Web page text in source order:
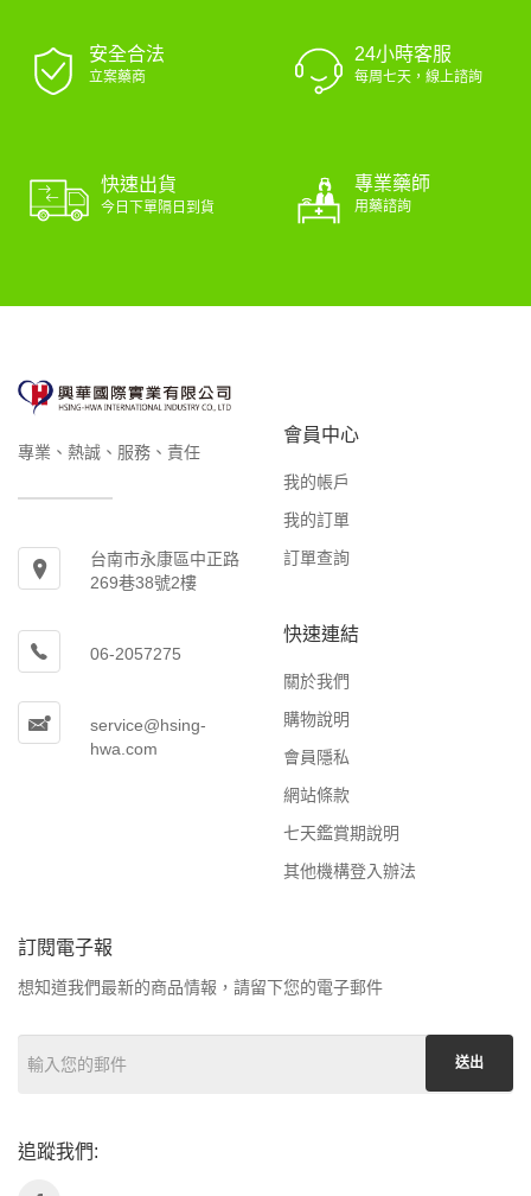
安全合法
立案藥商
24小時客服
每周七天，線上諮詢
快速出貨
今日下單隔日到貨
專業藥師
用藥諮詢
專業、熱誠、服務、責任
台南市永康區中正路
269巷38號2樓
06-2057275
service@hsing-
hwa.com
會員中心
我的帳戶
我的訂單
訂單查詢
快速連結
關於我們
購物說明
會員隱私
網站條款
七天鑑賞期說明
其他機構登入辦法
訂閱電子報
想知道我們最新的商品情報，請留下您的電子郵件
送出
追蹤我們: